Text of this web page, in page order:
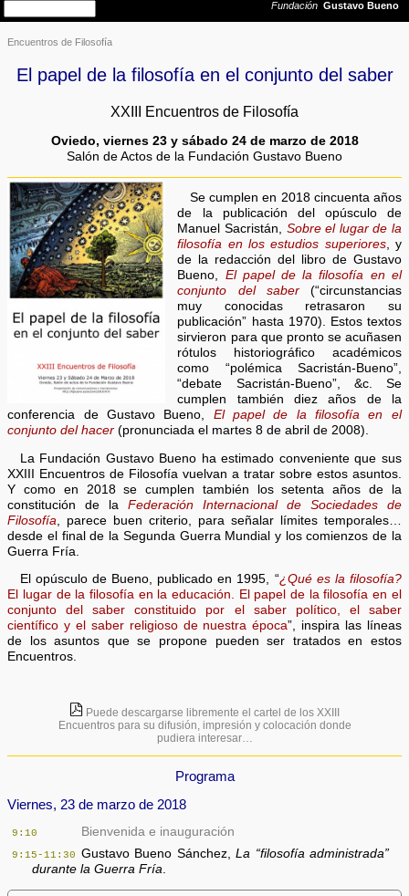
Encuentros de Filosofía
El papel de la filosofía en el conjunto del saber
XXIII Encuentros de Filosofía
Oviedo, viernes 23 y sábado 24 de marzo de 2018
Salón de Actos de la Fundación Gustavo Bueno
Se cumplen en 2018 cincuenta años
de la publicación del opúsculo de
Manuel Sacristán, Sobre el lugar de la
filosofía en los estudios superiores, y
de la redacción del libro de Gustavo
Bueno, El papel de la filosofía en el
conjunto del saber(“circunstancias
muy conocidas retrasaron su
publicación” hasta 1970). Estos textos
sirvieron para que pronto se acuñasen
rótulos historiográfico académicos
como “polémica Sacristán-Bueno”,
“debate Sacristán-Bueno”, &c. Se
cumplen también diez años de la
conferencia de Gustavo Bueno, El papel de la filosofía en el
conjunto del hacer (pronunciada el martes 8 de abril de 2008).
La Fundación Gustavo Bueno ha estimado conveniente que sus
XXIII Encuentros de Filosofía vuelvan a tratar sobre estos asuntos.
Y como en 2018 se cumplen también los setenta años de la
constitución de laFederación Internacional de Sociedades de
Filosofía , parece buen criterio, para señalar límites temporales…
desde el final de la Segunda Guerra Mundial y los comienzos de la
Guerra Fría.
El opúsculo de Bueno, publicado en 1995, “¿Qué es la filosofía?
El lugar de la filosofía en la educación. El papel de la filosofía en el
conjunto del saber constituido por el saber político, el saber
científico y el saber religioso de nuestra época”, inspira las líneas
de los asuntos que se propone pueden ser tratados en estos
Encuentros.
Puede descargarse libremente el cartel de los XXIII
Encuentros para su difusión, impresión y colocación donde
pudiera interesar…
Programa
Viernes, 23 de marzo de 2018
9:10 Bienvenida e inauguración
9:15-11:30 Gustavo Bueno Sánchez,La “filosofía administrada”
durante la Guerra Fría